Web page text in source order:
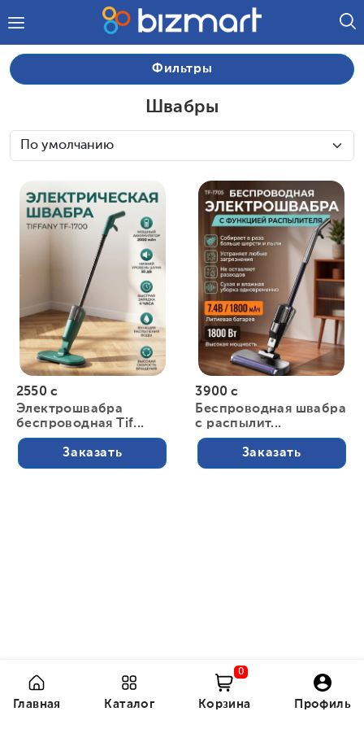
Фильтры
Швабры
2550 с
Электрошвабра
беспроводная Tif...
Заказать
3900 с
Беспроводная швабра
с распылит...
Заказать
Главная Каталог Корзина
0
Профиль